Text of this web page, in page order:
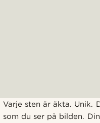
Varje sten är äkta. Unik.
som du ser på bilden.